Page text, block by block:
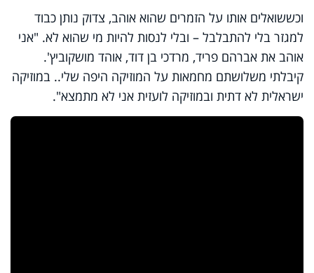
וכששואלים אותו על הזמרים שהוא אוהב, צדוק נותן כבוד
למגזר בלי להתבלבל – ובלי לנסות להיות מי שהוא לא. "אני
אוהב את אברהם פריד, מרדכי בן דוד, אוהד מושקוביץ'.
קיבלתי משלושתם מחמאות על המוזיקה היפה שלי.. במוזיקה
ישראלית לא דתית ובמוזיקה לועזית אני לא מתמצא".